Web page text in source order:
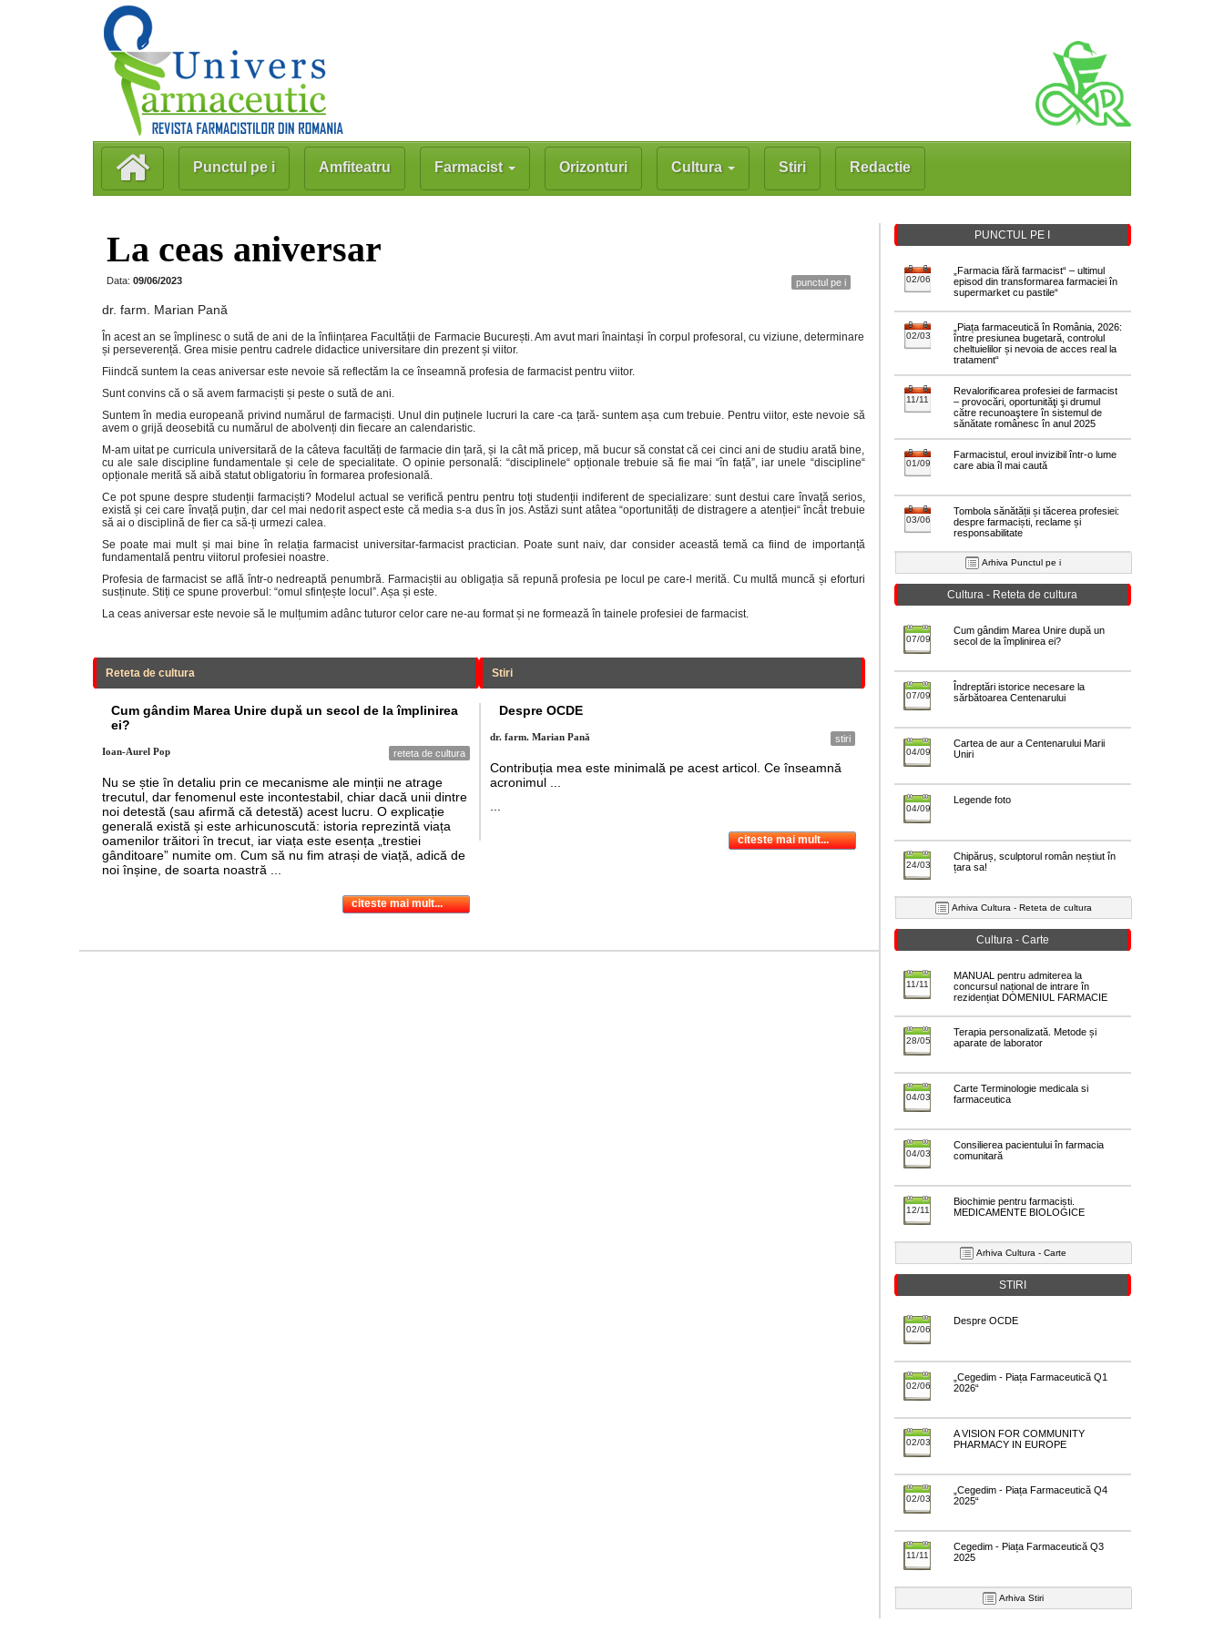
Punctul pe i Amfiteatru Farmacist Orizonturi Cultura Stiri Redactie
La ceas aniversar
Data: 09/06/2023 punctul pe i
dr. farm. Marian Pană
În acest an se împlinesc o sută de ani de la înființarea Facultății de Farmacie București. Am avut mari înaintași în corpul profesoral, cu viziune, determinare
și perseverență. Grea misie pentru cadrele didactice universitare din prezent și viitor.
Fiindcă suntem la ceas aniversar este nevoie să reflectăm la ce înseamnă profesia de farmacist pentru viitor.
Sunt convins că o să avem farmaciști și peste o sută de ani.
Suntem în media europeană privind numărul de farmaciști. Unul din puținele lucruri la care -ca țară- suntem așa cum trebuie. Pentru viitor, este nevoie să
avem o grijă deosebită cu numărul de abolvenți din fiecare an calendaristic.
M-am uitat pe curricula universitară de la câteva facultăți de farmacie din țară, și la cât mă pricep, mă bucur să constat că cei cinci ani de studiu arată bine,
cu ale sale discipline fundamentale și cele de specialitate. O opinie personală: “disciplinele“ opționale trebuie să fie mai “în față”, iar unele “discipline“
opționale merită să aibă statut obligatoriu în formarea profesională.
Ce pot spune despre studenții farmaciști? Modelul actual se verifică pentru pentru toți studenții indiferent de specializare: sunt destui care învață serios,
există și cei care învață puțin, dar cel mai nedorit aspect este că media s-a dus în jos. Astăzi sunt atâtea “oportunități de distragere a atenției“ încât trebuie
să ai o disciplină de fier ca să-ți urmezi calea.
Se poate mai mult și mai bine în relația farmacist universitar-farmacist practician. Poate sunt naiv, dar consider această temă ca fiind de importanță
fundamentală pentru viitorul profesiei noastre.
Profesia de farmacist se află într-o nedreaptă penumbră. Farmaciștii au obligația să repună profesia pe locul pe care-l merită. Cu multă muncă și eforturi
susținute. Stiți ce spune proverbul: “omul sfințește locul”. Așa și este.
La ceas aniversar este nevoie să le mulțumim adânc tuturor celor care ne-au format și ne formează în tainele profesiei de farmacist.
Reteta de cultura
Cum gândim Marea Unire după un secol de la împlinirea
ei?
Ioan-Aurel Pop reteta de cultura
Nu se știe în detaliu prin ce mecanisme ale minții ne atrage
trecutul, dar fenomenul este incontestabil, chiar dacă unii dintre
noi detestă (sau afirmă că detestă) acest lucru. O explicație
generală există și este arhicunoscută: istoria reprezintă viața
oamenilor trăitori în trecut, iar viața este esența „trestiei
gânditoare” numite om. Cum să nu fim atrași de viață, adică de
noi înșine, de soarta noastră ...
citeste mai mult...
Stiri
Despre OCDE
dr. farm. Marian Pană stiri
Contribuția mea este minimală pe acest articol. Ce înseamnă
acronimul ...
citeste mai mult...
PUNCTUL PE I
02/06
„Farmacia fără farmacist“ – ultimul
episod din transformarea farmaciei în
supermarket cu pastile“
02/03
„Piața farmaceutică în România, 2026:
între presiunea bugetară, controlul
cheltuielilor și nevoia de acces real la
tratament“
11/11
Revalorificarea profesiei de farmacist
– provocări, oportunităţi şi drumul
către recunoaştere în sistemul de
sănătate românesc în anul 2025
01/09
Farmacistul, eroul invizibil într-o lume
care abia îl mai caută
03/06
Tombola sănătății și tăcerea profesiei:
despre farmaciști, reclame și
responsabilitate
Arhiva Punctul pe i
Cultura - Reteta de cultura
07/09
Cum gândim Marea Unire după un
secol de la împlinirea ei?
07/09
Îndreptări istorice necesare la
sărbătoarea Centenarului
04/09
Cartea de aur a Centenarului Marii
Uniri
04/09
Legende foto
24/03
Chipăruș, sculptorul român neștiut în
țara sa!
Arhiva Cultura - Reteta de cultura
Cultura - Carte
11/11
MANUAL pentru admiterea la
concursul național de intrare în
rezidențiat DOMENIUL FARMACIE
28/05
Terapia personalizată. Metode și
aparate de laborator
04/03
Carte Terminologie medicala si
farmaceutica
04/03
Consilierea pacientului în farmacia
comunitară
12/11
Biochimie pentru farmaciști.
MEDICAMENTE BIOLOGICE
Arhiva Cultura - Carte
STIRI
02/06
Despre OCDE
02/06
„Cegedim - Piața Farmaceutică Q1
2026“
02/03
A VISION FOR COMMUNITY
PHARMACY IN EUROPE
02/03
„Cegedim - Piața Farmaceutică Q4
2025“
11/11
Cegedim - Piața Farmaceutică Q3
2025
Arhiva Stiri